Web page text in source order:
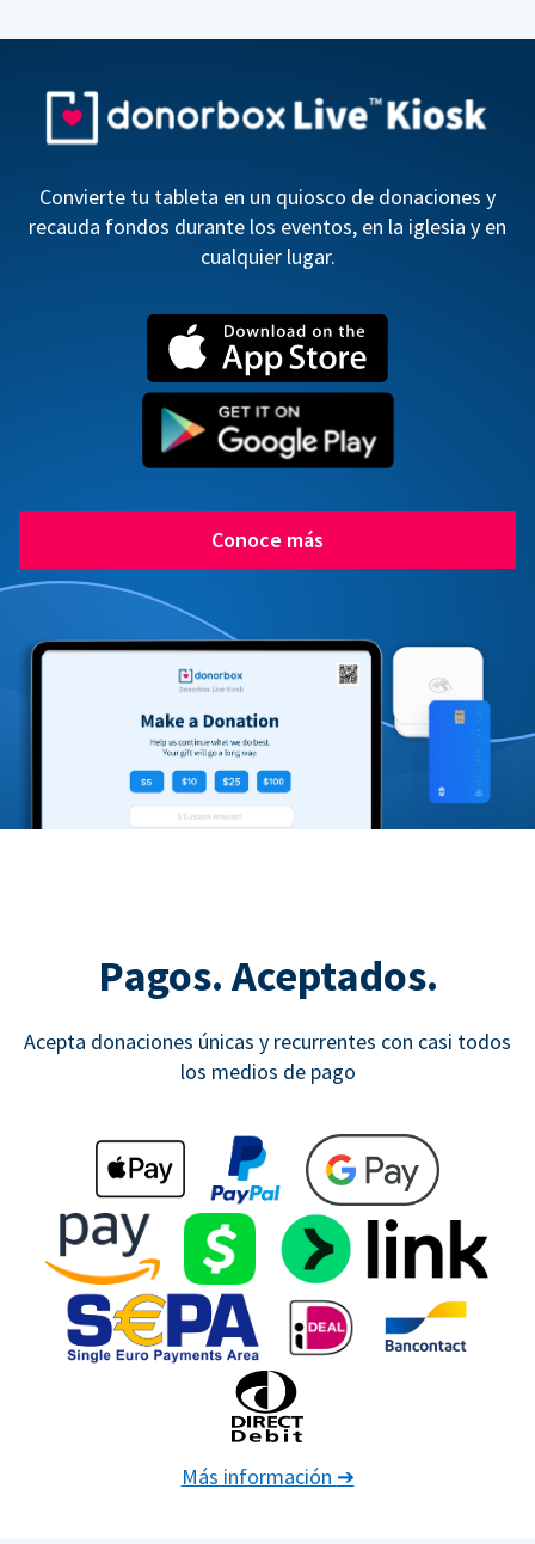
Convierte tu tableta en un quiosco de donaciones y
recauda fondos durante los eventos, en la iglesia y en
cualquier lugar.
Conoce más
Pagos. Aceptados.
Acepta donaciones únicas y recurrentes con casi todos
los medios de pago
Más información ➔